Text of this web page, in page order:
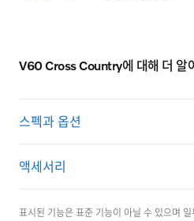
V60 Cross Country에 대해 더 알
스펙과 옵션
액세서리
표시된 기능은 표준 기능이 아닐 수 있으며